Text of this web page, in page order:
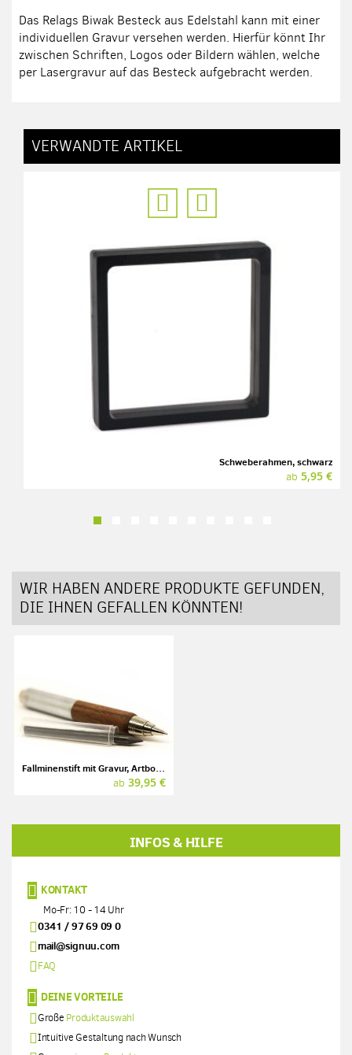
Das Relags Biwak Besteck aus Edelstahl kann mit einer
individuellen Gravur versehen werden. Hierfür könnt Ihr
zwischen Schriften, Logos oder Bildern wählen, welche
per Lasergravur auf das Besteck aufgebracht werden.
VERWANDTE ARTIKEL
Schweberahmen, schwarz
ab 5,95 €
WIR HABEN ANDERE PRODUKTE GEFUNDEN,
DIE IHNEN GEFALLEN KÖNNTEN!
Fallminenstift mit Gravur, Artbox-Set Walnuss, E+M
ab 39,95 €
INFOS & HILFE
KONTAKT
Mo-Fr: 10 - 14 Uhr
0341 / 97 69 09 0
mail@signuu.com
FAQ
DEINE VORTEILE
Große Produktauswahl
Intuitive Gestaltung nach Wunsch